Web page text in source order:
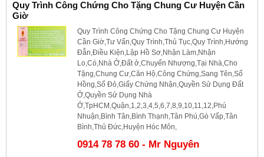
Quy Trình Công Chứng Cho Tặng Chung Cư Huyện Cần
Giờ
Quy Trình Công Chứng Cho Tặng Chung Cư Huyện
Cần Giờ,Tư Vấn,Quy Trình,Thủ Tục,Quy Trình,Hướng
Đẫn,Điều Kiện,Lập Hồ Sơ,Nhận Làm,Nhận
Lo,Có,Nhà Ở,Đất ở,Chuyển Nhượng,Tại Nhà,Cho
Tặng,Chung Cư,Căn Hộ,Công Chứng,Sang Tên,Sổ
Hồng,Sổ Đỏ,Giấy Chứng Nhận,Quyền Sử Dụng Đất
Ở,Quyền Sử Dụng Nhà
Ở,TpHCM,Quận,1,2,3,4,5,6,7,8,9,10,11,12,Phú
Nhuận,Bình Tân,Bình Thạnh,Tân Phú,Gò Vấp,Tân
Bình,Thủ Đức,Huyện Hóc Môn,
0914 78 78 60 - Mr Nguyên